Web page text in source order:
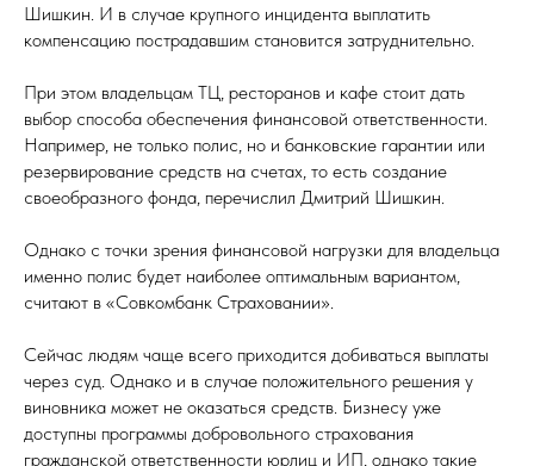
Шишкин. И в случае крупного инцидента выплатить
компенсацию пострадавшим становится затруднительно.
При этом владельцам ТЦ, ресторанов и кафе стоит дать
выбор способа обеспечения финансовой ответственности.
Например, не только полис, но и банковские гарантии или
резервирование средств на счетах, то есть создание
своеобразного фонда, перечислил Дмитрий Шишкин.
Однако с точки зрения финансовой нагрузки для владельца
именно полис будет наиболее оптимальным вариантом,
считают в «Совкомбанк Страховании».
Сейчас людям чаще всего приходится добиваться выплаты
через суд. Однако и в случае положительного решения у
виновника может не оказаться средств. Бизнесу уже
доступны программы добровольного страхования
гражданской ответственности юрлиц и ИП, однако такие